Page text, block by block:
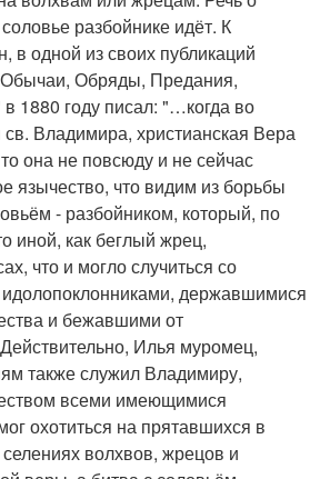
разбойнике идёт. К
в одной из своих публикаций
Обряды, Предания,
1880 году писал: "…когда во
Владимира, христианская Вера
она не повсюду и не сейчас
язычество, что видим из борьбы
- разбойником, который, по
иной, как беглый жрец,
что и могло случиться со
державшимися
и бежавшими от
Илья муромец,
также служил Владимиру,
всеми имеющимися
охотиться на прятавшихся в
волхвов, жрецов и